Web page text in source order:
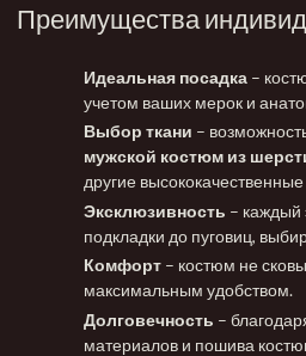
Преимущества
Идеальная посадка –
учетом ваших мерок и
Выбор ткани –
мужской костюм из
другие
Эксклюзивность – каждый
подкладки до пуговиц,
Комфорт – костюм не
максимальным удобством.
Долговечность –
материалов и пошива